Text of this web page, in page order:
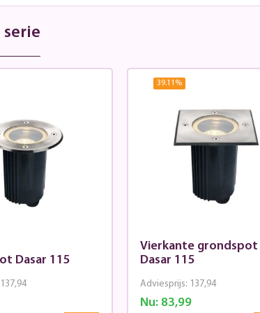
serie
Dasar 115
137,94
39.11 %
Vierkante grondspot
Dasar 115
Nu: 83,99
Adviesprijs: 137,94